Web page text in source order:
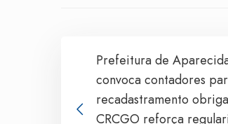
Prefeitura de
convoca contadores
recadastramento
CRCGO reforça